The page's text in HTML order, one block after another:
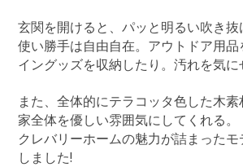
玄関を開けると、パッと明るい吹き抜
使い勝手は自由自在。アウトドア用
イングッズを収納したり。汚れを気に
また、全体的にテラコッタ色した木
家全体を優しい雰囲気にしてくれる。
クレバリーホームの魅力が詰まった
しました!